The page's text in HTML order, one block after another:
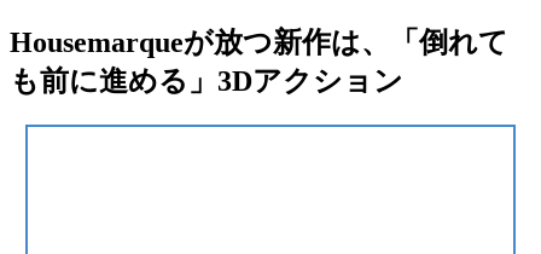
Housemarqueが放つ新作は、「倒れて
も前に進める」3Dアクション